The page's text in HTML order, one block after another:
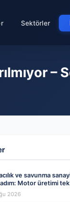
Sektörler
–
ve savunma
Motor üretimi tek
toplanıyor
2026